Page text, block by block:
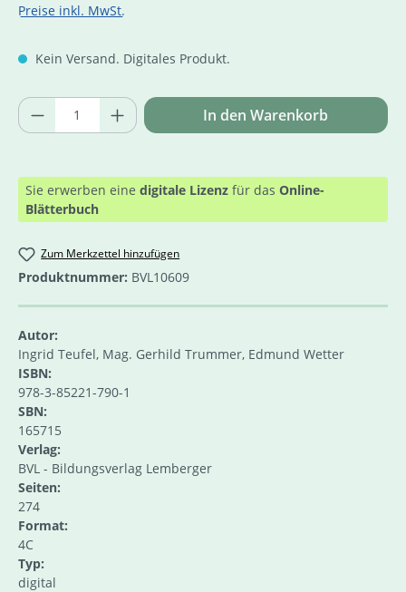
Preise inkl. MwSt.
Kein Versand. Digitales Produkt.
Produkt Anzahl: Gib den gewünschten
In den Warenkorb
Sie erwerben eine digitale Lizenz für das Online-
Blätterbuch
Zum Merkzettel hinzufügen
Produktnummer: BVL10609
Autor:
Ingrid Teufel, Mag. Gerhild Trummer, Edmund Wetter
ISBN:
978-3-85221-790-1
SBN:
165715
Verlag:
BVL - Bildungsverlag Lemberger
Seiten:
274
Format:
4C
Typ:
digital